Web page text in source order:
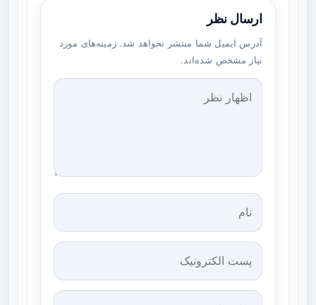
ارسال نظر
آدرس ایمیل شما منتشر نخواهد شد. زمینه‌های مورد
نیاز مشخص شده‌اند.